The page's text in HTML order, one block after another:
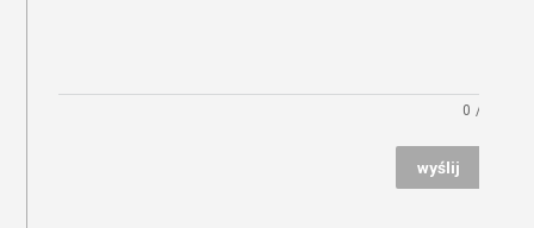
0 /
wyślij